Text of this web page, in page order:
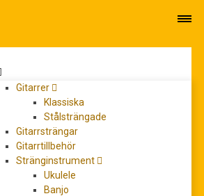
Gitarrer
Klassiska
Stålsträngade
Gitarrsträngar
Gitarrtillbehör
Stränginstrument
Ukulele
Banjo